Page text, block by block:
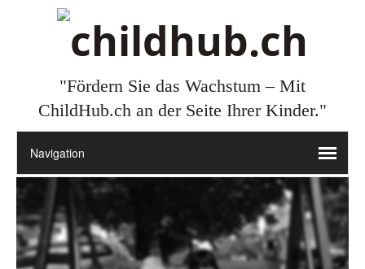
"Fördern Sie das Wachstum – Mit
ChildHub.ch an der Seite Ihrer Kinder."